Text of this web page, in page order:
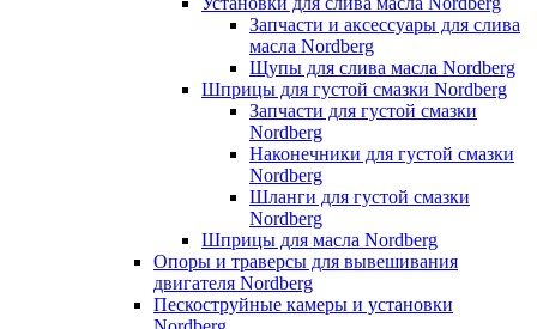
Запчасти и аксессуары для слива
масла Nordberg
Щупы для слива масла Nordberg
Шприцы для густой смазки Nordberg
Запчасти для густой смазки
Nordberg
Наконечники для густой смазки
Nordberg
Шланги для густой смазки
Nordberg
Шприцы для масла Nordberg
Опоры и траверсы для вывешивания
двигателя Nordberg
Пескоструйные камеры и установки